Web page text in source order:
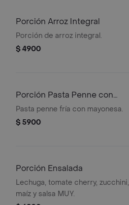
Porción Arroz Integral
Porción de arroz integral.
$ 4900
Porción Pasta Penne con
mayonesa (fría)
Pasta penne fría con mayonesa.
$ 5900
Porción Ensalada
Lechuga, tomate cherry, zucchini,
maíz y salsa MUY.